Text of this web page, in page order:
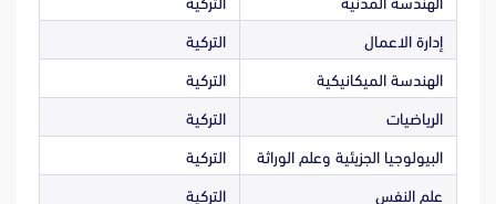
إدارة الاعمال التركية
الهندسة الميكانيكية التركية
الرياضيات التركية
البيولوجيا الجزيئية وعلم الوراثة التركية
علم النفس التركية